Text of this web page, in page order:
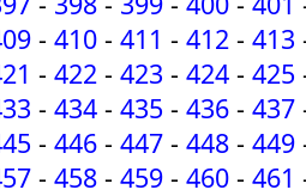
- 410 - 411 - 412 - 413
- 422 - 423 - 424 - 425
- 434 - 435 - 436 - 437
- 446 - 447 - 448 - 449
- 458 - 459 - 460 - 461